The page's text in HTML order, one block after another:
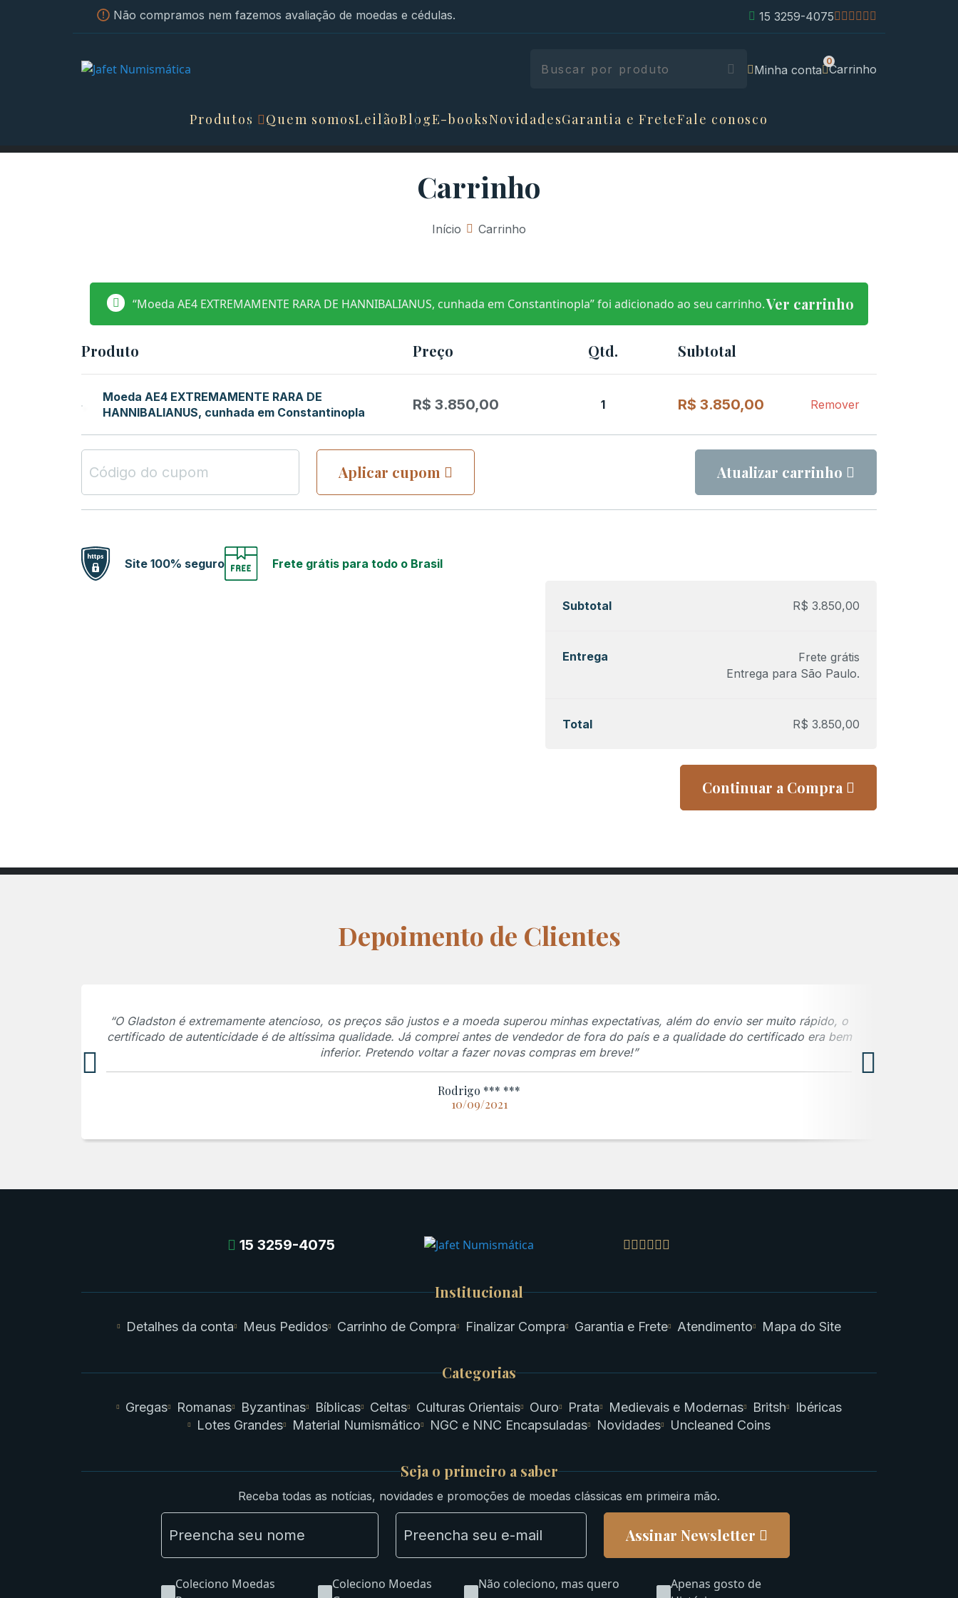
Não compramos nem fazemos avaliação de moedas e cédulas. 15 3259-4075
Minha conta Carrinho
Produtos Quem somosLeilãoBlogE-booksNovidadesGarantia e FreteFale conosco
Carrinho
Início » Carrinho
Ver carrinho
“Moeda AE4 EXTREMAMENTE RARA DE HANNIBALIANUS, cunhada em Constantinopla” foi adicionado ao seu carrinho.
Produto Preço Qtd. Subtotal
item
Moeda AE4 EXTREMAMENTE RARA DE
HANNIBALIANUS, cunhada em Constantinopla
R$ 3.850,00 1 R$ 3.850,00 Remover
Aplicar cupom Atualizar carrinho
Site 100% seguro Frete grátis para todo o Brasil
Subtotal R$ 3.850,00
Entrega
Frete grátis
Entrega para São Paulo.
Total R$ 3.850,00
Continuar a Compra
Depoimento de Clientes
“O Gladston é extremamente atencioso, os preços são justos e a moeda superou minhas expectativas, além do envio ser muito rápido, o
certificado de autenticidade é de altíssima qualidade. Já comprei antes de vendedor de fora do país e a qualidade do certificado era bem
inferior. Pretendo voltar a fazer novas compras em breve!”
Rodrigo *** ***
10/09/2021
15 3259-4075
Institucional
Detalhes da conta Meus Pedidos Carrinho de Compra Finalizar Compra Garantia e Frete Atendimento Mapa do Site
Categorias
Gregas Romanas Byzantinas Bíblicas Celtas Culturas Orientais Ouro Prata Medievais e Modernas Britsh
Ibéricas
Lotes Grandes
Material Numismático NGC e NNC Encapsuladas Novidades Uncleaned Coins
Seja o primeiro a saber
Receba todas as notícias, novidades e promoções de moedas clássicas em primeira mão.
Coleciono Moedas
Coleciono Moedas
Não coleciono, mas quero
Apenas gosto de
Assinar Newsletter